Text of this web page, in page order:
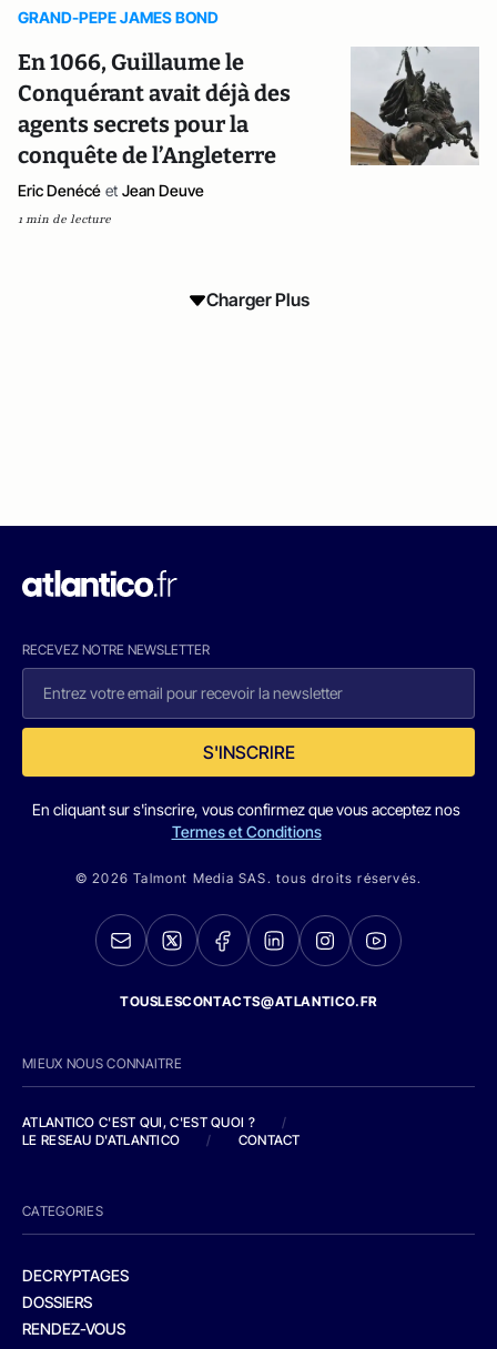
GRAND-PEPE JAMES BOND
En 1066, Guillaume le
Conquérant avait déjà des
agents secrets pour la
conquête de l’Angleterre
Eric Denécé et Jean Deuve
1 min de lecture
Charger Plus
RECEVEZ NOTRE NEWSLETTER
S'INSCRIRE
En cliquant sur s'inscrire, vous confirmez que vous acceptez nos
Termes et Conditions
© 2026 Talmont Media SAS. tous droits réservés.
TOUSLESCONTACTS@ATLANTICO.FR
MIEUX NOUS CONNAITRE
ATLANTICO C'EST QUI, C'EST QUOI ?
/
LE RESEAU D'ATLANTICO
/ CONTACT
CATEGORIES
DECRYPTAGES
DOSSIERS
RENDEZ-VOUS